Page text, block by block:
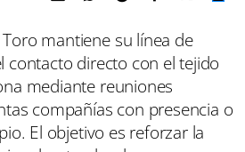
mantiene su línea de
contacto directo con el tejido
mediante reuniones
compañías con presencia o
El objetivo es reforzar la